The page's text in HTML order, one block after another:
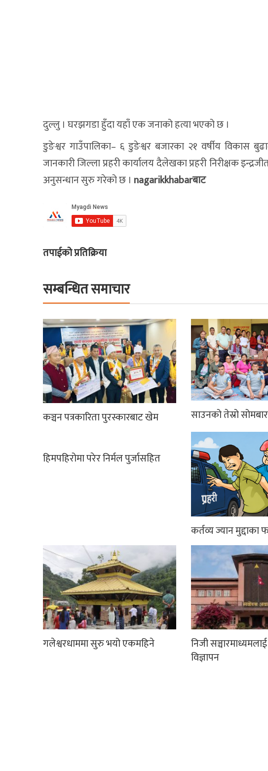
दुल्लु । घरझगडा हुँदा यहाँ एक जनाको हत्या भएको छ ।
डुङेश्वर गाउँपालिका– ६ डुङेश्वर बजारका २१ वर्षीय विकास
जानकारी जिल्ला प्रहरी कार्यालय दैलेखका प्रहरी निरीक्षक
अनुसन्धान सुरु गरेको छ । nagarikkhabarबाट
तपाईको प्रतिक्रिया
सम्बन्धित समाचार
कञ्चन पत्रकारिता पुरस्कारबाट खेम साउनको तेस्रो
हिमपहिरोमा परेर निर्मल पुर्जासहित
कर्तव्य ज्यान मुद्दाका
गलेश्वरधाममा सुरु भयो एकमहिने
निजी
विज्ञापन